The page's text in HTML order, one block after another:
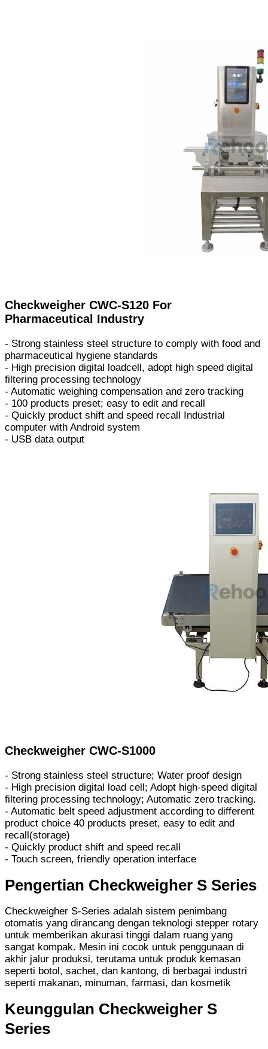
Checkweigher CWC-S120 For
Pharmaceutical Industry
- Strong stainless steel structure to comply with food and
pharmaceutical hygiene standards
- High precision digital loadcell, adopt high speed digital
filtering processing technology
- Automatic weighing compensation and zero tracking
- 100 products preset; easy to edit and recall
- Quickly product shift and speed recall Industrial
computer with Android system
- USB data output
Checkweigher CWC-S1000
- Strong stainless steel structure; Water proof design
- High precision digital load cell; Adopt high-speed digital
filtering processing technology; Automatic zero tracking.
- Automatic belt speed adjustment according to different
product choice 40 products preset, easy to edit and
recall(storage)
- Quickly product shift and speed recall
- Touch screen, friendly operation interface
Pengertian Checkweigher S Series
Checkweigher S‑Series adalah sistem penimbang
otomatis yang dirancang dengan teknologi stepper rotary
untuk memberikan akurasi tinggi dalam ruang yang
sangat kompak. Mesin ini cocok untuk penggunaan di
akhir jalur produksi, terutama untuk produk kemasan
seperti botol, sachet, dan kantong, di berbagai industri
seperti makanan, minuman, farmasi, dan kosmetik
Keunggulan Checkweigher S
Series